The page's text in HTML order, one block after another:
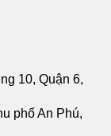
20AL1
10, Quận 6,
phố An Phú,